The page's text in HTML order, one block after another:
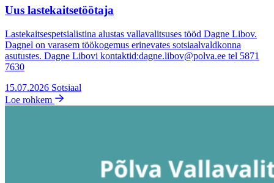
Uus lastekaitsetöötaja
Lastekaitsespetsialistina alustas vallavalitsuses tööd Dagne Libov.
Dagnel on varasem töökogemus erinevates sotsiaalvaldkonna
asutustes. Dagne Libovi kontaktid:dagne.libov@polva.ee tel 5871
7630
15.07.2026 Sotsiaal
Loe rohkem